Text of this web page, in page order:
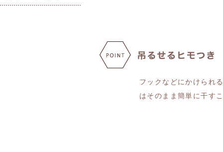
フックなどにかけられ
はそのまま簡単に干す